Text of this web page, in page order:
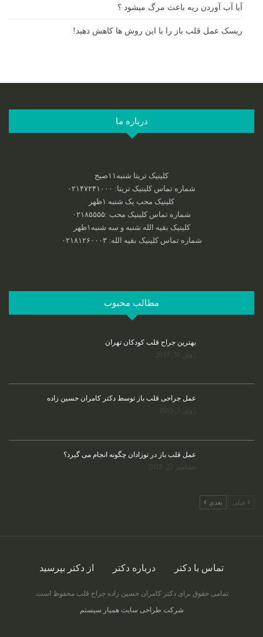
آیا آب آوردن ریه باعث مرگ میشود ؟
ریسک عمل قلب باز را با این روش ها کاهش دهید!
درباره ما
کلینیک تریتا شنبه۱۱صبح
شماره تماس کلینیک تریتا: ۰۲۱۴۷۲۴۱۰۰۰
کلینیک محب یک شنبه ۱ظهر
شماره تماس کلینیک محب :‌۰۲۱۸۵۵۵۵
کلینیک بقیه الله شنبه و سه شنبه۱ظهر
شماره تماس کلینیک بقیه الله: ۰۲۱۸۱۲۶۰۰۰۳
مطالب محبوب
بهترین جراح قلب کودکان تهران
عمل جراحی قلب باز توسط دکتر کامران حسین زاده
عمل قلب باز در نوزادان چگونه انجام می گیرد؟
قبلی بعدی
تماس با دکتر درباره دکتر از دکتر بپرسید
تمامی حقوق برای دکتر کامران حسین زاده جراح قلب محفوظ است.
شرکت طراحی سایت همیار سیستم